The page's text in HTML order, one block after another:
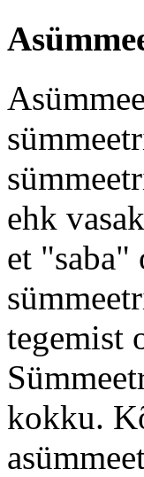
ehk
et
tegemist
kokku.